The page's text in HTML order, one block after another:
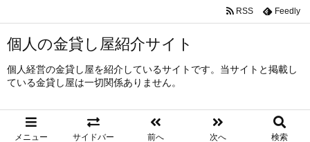
個人の金貸し屋紹介サイト
個人経営の金貸し屋を紹介しているサイトです。当サイトと掲載し
ている金貸し屋は一切関係ありません。
メニュー サイドバー 前へ 次へ 検索
RSS Feedly